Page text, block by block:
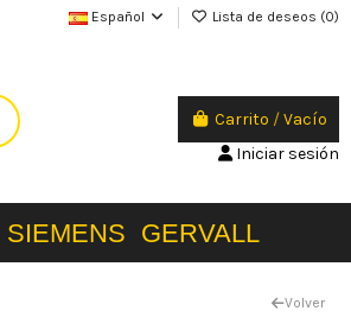
Español Lista de deseos (0)
Carrito /Vacío
Iniciar sesión
SIEMENS GERVALL
Volver